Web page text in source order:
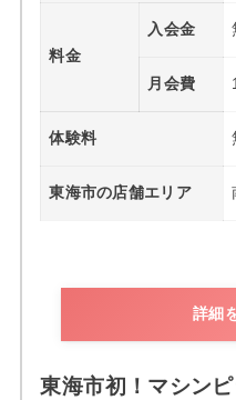
料金
入会金
月会費
体験料
東海市の店舗エリア
詳細
東海市初！マシン